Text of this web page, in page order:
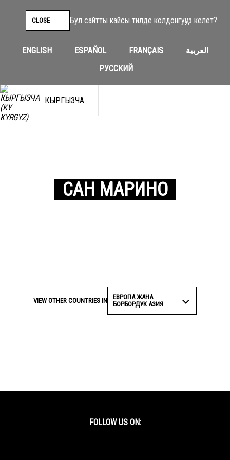
Бул сайтты кайсы тилде колдонгуңуз келет?
ENGLISH ESPAÑOL FRANÇAIS
العربية
РУССКИЙ
CLOSE
КЫРГЫЗЧА
САН МАРИНО
VIEW OTHER COUNTRIES IN
ЕВРОПА ЖАНА
БОРБОРДУК АЗИЯ
FOLLOW US ON: